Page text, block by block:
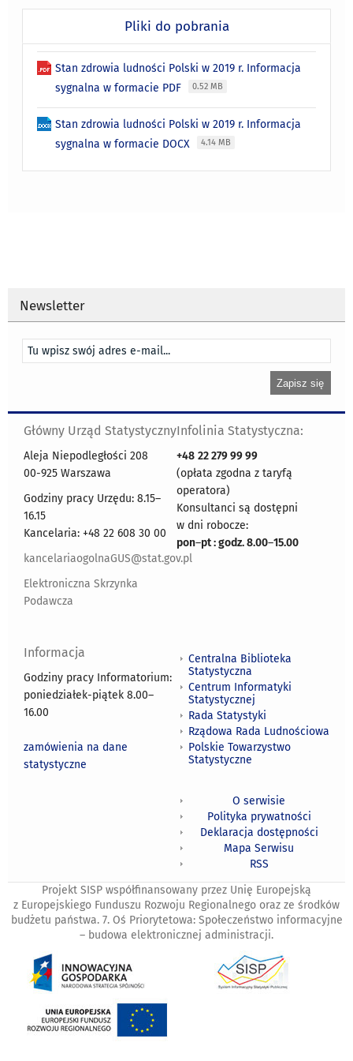
Pliki do pobrania
Stan zdrowia ludności Polski w 2019 r. Informacja
sygnalna w formacie PDF
0.52 MB
Stan zdrowia ludności Polski w 2019 r. Informacja
sygnalna w formacie DOCX
4.14 MB
Newsletter
Główny Urząd Statystyczny
Aleja Niepodległości 208
00-925 Warszawa
Godziny pracy Urzędu: 8.15–
16.15
Kancelaria: +48 22 608 30 00
kancelariaogolnaGUS@stat.gov.pl
Elektroniczna Skrzynka
Podawcza
Infolinia Statystyczna:
+48 22 279 99 99
(opłata zgodna z taryfą
operatora)
Konsultanci są dostępni
w dni robocze:
pon–pt : godz. 8.00–15.00
Informacja
Godziny pracy Informatorium:
poniedziałek-piątek 8.00–
16.00
zamówienia na dane
statystyczne
Centralna Biblioteka
Statystyczna
Centrum Informatyki
Statystycznej
Rada Statystyki
Rządowa Rada Ludnościowa
Polskie Towarzystwo
Statystyczne
O serwisie
Polityka prywatności
Deklaracja dostępności
Mapa Serwisu
RSS
Projekt SISP współfinansowany przez Unię Europejską
z Europejskiego Funduszu Rozwoju Regionalnego oraz ze środków
budżetu państwa. 7. Oś Priorytetowa: Społeczeństwo informacyjne
– budowa elektronicznej administracji.